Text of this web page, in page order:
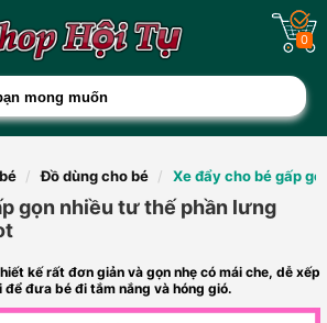
0
Đồ dùng cho bé Xe đẩy cho bé gấp
gọn nhiều tư thế phần lưng
kế rất đơn giản và gọn nhẹ có mái che, dễ xếp
đưa bé đi tắm nắng và hóng gió.